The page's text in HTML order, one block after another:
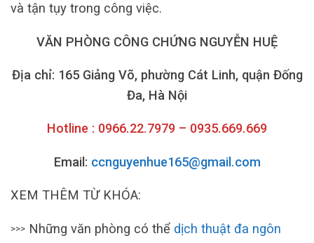
và tận tụy trong công việc.
VĂN PHÒNG CÔNG CHỨNG NGUYỄN HUỆ
Địa chỉ: 165 Giảng Võ, phường Cát Linh, quận Đống
Đa, Hà Nội
Hotline : 0966.22.7979 – 0935.669.669
Email: ccnguyenhue165@gmail.com
XEM THÊM TỪ KHÓA:
>>> Những văn phòng có thể dịch thuật đa ngôn